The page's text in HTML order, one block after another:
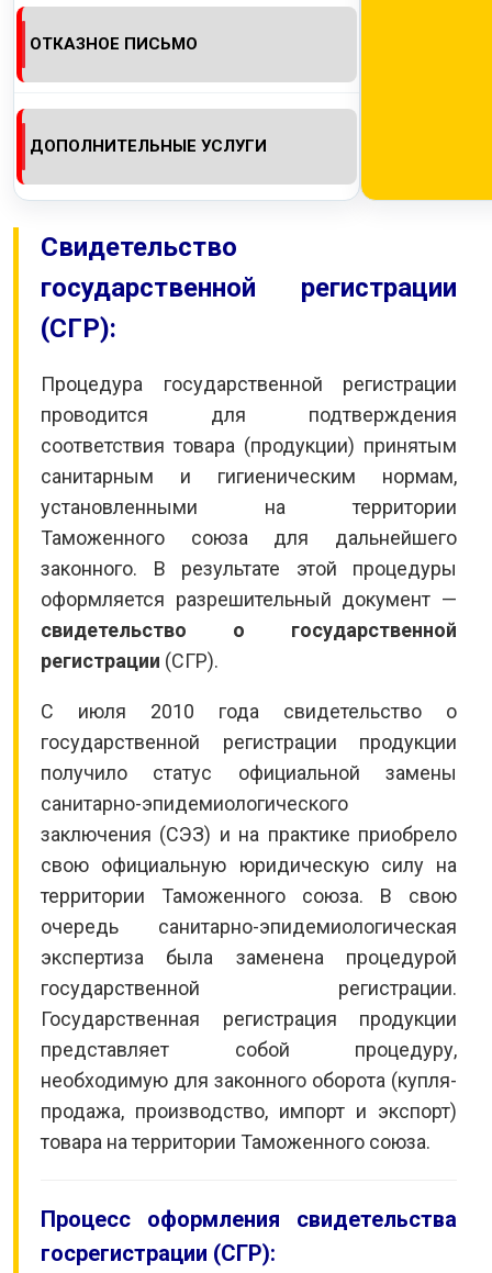
ОТКАЗНОЕ ПИСЬМО
ДОПОЛНИТЕЛЬНЫЕ УСЛУГИ
Свидетельство
государственной регистрации
(СГР):
Процедура государственной регистрации
проводится для подтверждения
соответствия товара (продукции) принятым
санитарным и гигиеническим нормам,
установленными на территории
Таможенного союза для дальнейшего
законного. В результате этой процедуры
оформляется разрешительный документ —
свидетельство о государственной
регистрации (СГР).
С июля 2010 года свидетельство о
государственной регистрации продукции
получило статус официальной замены
санитарно-эпидемиологического
заключения (СЭЗ) и на практике приобрело
свою официальную юридическую силу на
территории Таможенного союза. В свою
очередь санитарно-эпидемиологическая
экспертиза была заменена процедурой
государственной регистрации.
Государственная регистрация продукции
представляет собой процедуру,
необходимую для законного оборота (купля-
продажа, производство, импорт и экспорт)
товара на территории Таможенного союза.
Процесс оформления свидетельства
госрегистрации (СГР):